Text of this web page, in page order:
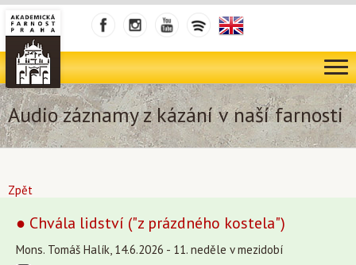
Audio záznamy z kázání v naší farnosti
Zpět
● Chvála lidství ("z prázdného kostela")
Mons. Tomáš Halík, 14.6.2026 - 11. neděle v mezidobí